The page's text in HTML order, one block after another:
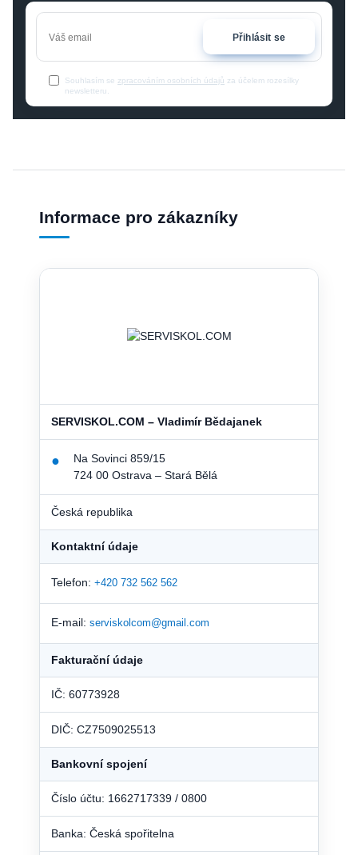
Přihlásit se
Souhlasím se zpracováním osobních údajů za účelem rozesílky
newsletteru.
Informace pro zákazníky
SERVISKOL.COM – Vladimír Bědajanek
●
Na Sovinci 859/15
724 00 Ostrava – Stará Bělá
Česká republika
Kontaktní údaje
Telefon: +420 732 562 562
E-mail: serviskolcom@gmail.com
Fakturační údaje
IČ: 60773928
DIČ: CZ7509025513
Bankovní spojení
Číslo účtu: 1662717339 / 0800
Banka: Česká spořitelna